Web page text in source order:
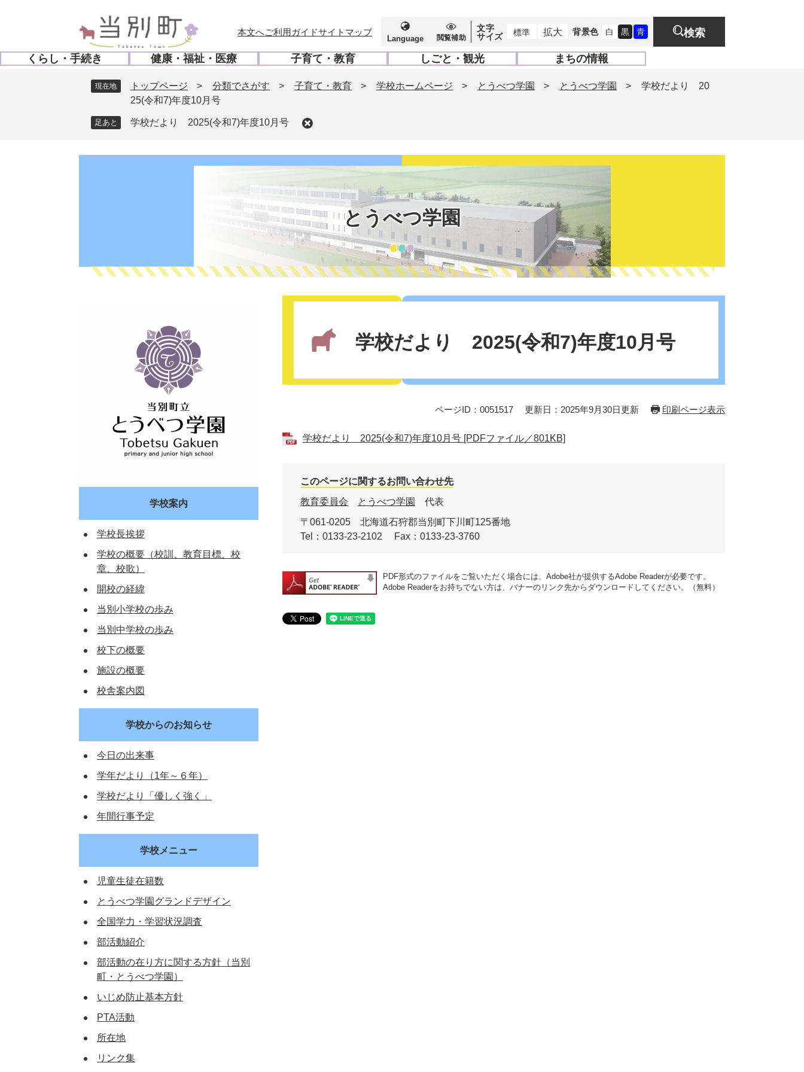
の
先
ー
を
本文へご利用ガイドサイトマップ
Language 閲覧補助
文字
サイズ
標準 拡大 背景色 白 黒 青 検索
くらし・手続き
開
健康・福祉・医療
開
く
子育て・教育
開
く
しごと・観光
開
く
まちの情報
開
く
現在地 トップページ > 分類でさがす > 子育て・教育 > 学校ホームページ > とうべつ学園 > とうべつ学園 >
学校だより 20
25(令和7)年度10月号
学校だより 2025(令和7)年度10月号
とうべつ学園
学校だより 2025(令和7)年度10月号
ページID：0051517 更新日：2025年9月30日更新 印刷ページ表示
学校だより 2025(令和7)年度10月号 [PDFファイル／801KB]
このページに関するお問い合わせ先
教育委員会
とうべつ学園
代表
〒061-0205
北海道石狩郡当別町下川町125番地
Tel：0133-23-2102
Fax：0133-23-3760
PDF形式のファイルをご覧いただく場合には、Adobe社が提供するAdobe Readerが必要です。
Adobe Readerをお持ちでない方は、バナーのリンク先からダウンロードしてください。（無料）
学校案内
学校長挨拶
学校の概要（校訓、教育目標、校
章、校歌）
開校の経緯
当別小学校の歩み
当別中学校の歩み
校下の概要
施設の概要
校舎案内図
学校からのお知らせ
今日の出来事
学年だより（1年～６年）
学校だより「優しく強く」
年間行事予定
学校メニュー
児童生徒在籍数
とうべつ学園グランドデザイン
全国学力・学習状況調査
部活動紹介
部活動の在り方に関する方針（当別
町・とうべつ学園）
いじめ防止基本方針
PTA活動
所在地
リンク集